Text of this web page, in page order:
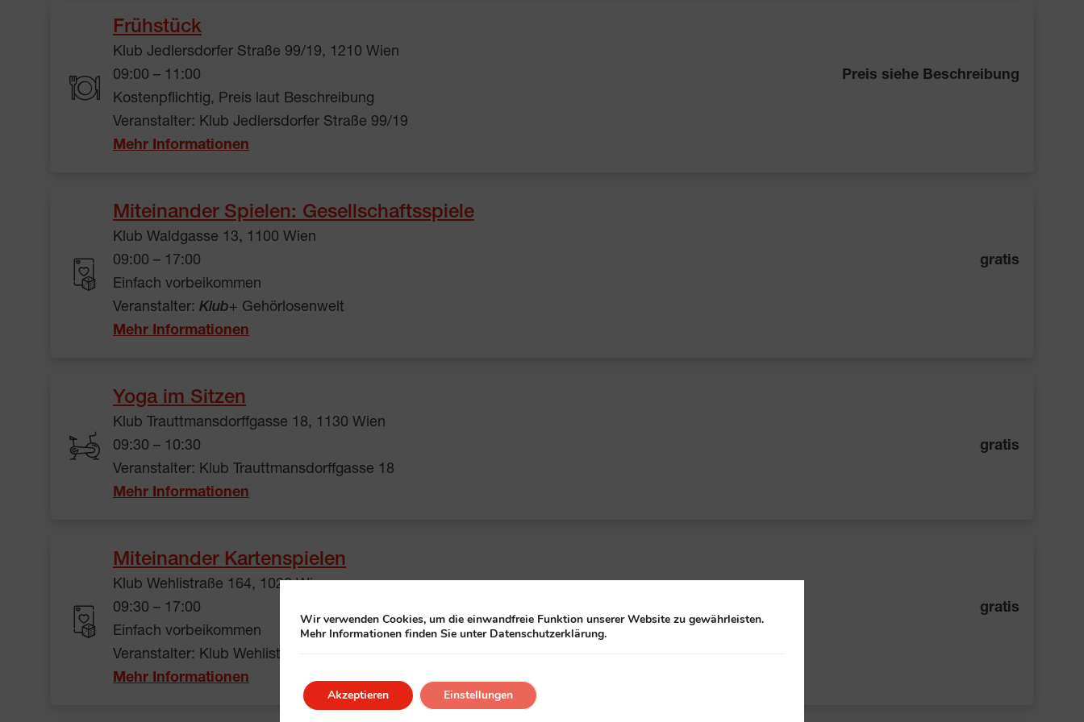
Frühstück
Klub Jedlersdorfer Straße 99/19, 1210 Wien
09:00 – 11:00
Preis siehe Beschreibung
Kostenpflichtig, Preis laut Beschreibung
Veranstalter: Klub Jedlersdorfer Straße 99/19
Mehr Informationen
Miteinander Spielen: Gesellschaftsspiele
Klub Waldgasse 13, 1100 Wien
09:00 – 17:00
gratis
Einfach vorbeikommen
Veranstalter: Klub+ Gehörlosenwelt
Mehr Informationen
Yoga im Sitzen
Klub Trauttmansdorffgasse 18, 1130 Wien
09:30 – 10:30
gratis
Veranstalter: Klub Trauttmansdorffgasse 18
Mehr Informationen
Miteinander Kartenspielen
Klub Wehlistraße 164, 1020 Wien
09:30 – 17:00
gratis
Einfach vorbeikommen
Veranstalter: Klub Wehlistraße 164
Mehr Informationen
Wir verwenden Cookies, um die einwandfreie Funktion unserer Website zu gewährleisten.
Mehr Informationen finden Sie unter Datenschutzerklärung.
Akzeptieren Einstellungen